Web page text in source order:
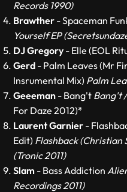
Records 1990)
Brawther - Spaceman
Yourself EP
DJ Gregory - Elle (EOL
Gerd - Palm Leaves (Mr
Insrumental Mix) Palm
Geeeman - Bang't Bang't
For Daze 2012)*
Laurent Garnier -
Edit) Flashback (Christian
(Tronic 2011)
Slam - Bass Addiction
Recordings 2011)